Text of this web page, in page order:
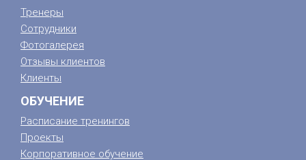
Тренеры
Сотрудники
Фотогалерея
Отзывы клиентов
Клиенты
ОБУЧЕНИЕ
Расписание тренингов
Проекты
Корпоративное обучение